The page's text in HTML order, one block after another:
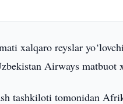
xalqaro reyslar
Airways matbuot
tashkiloti tomonidan